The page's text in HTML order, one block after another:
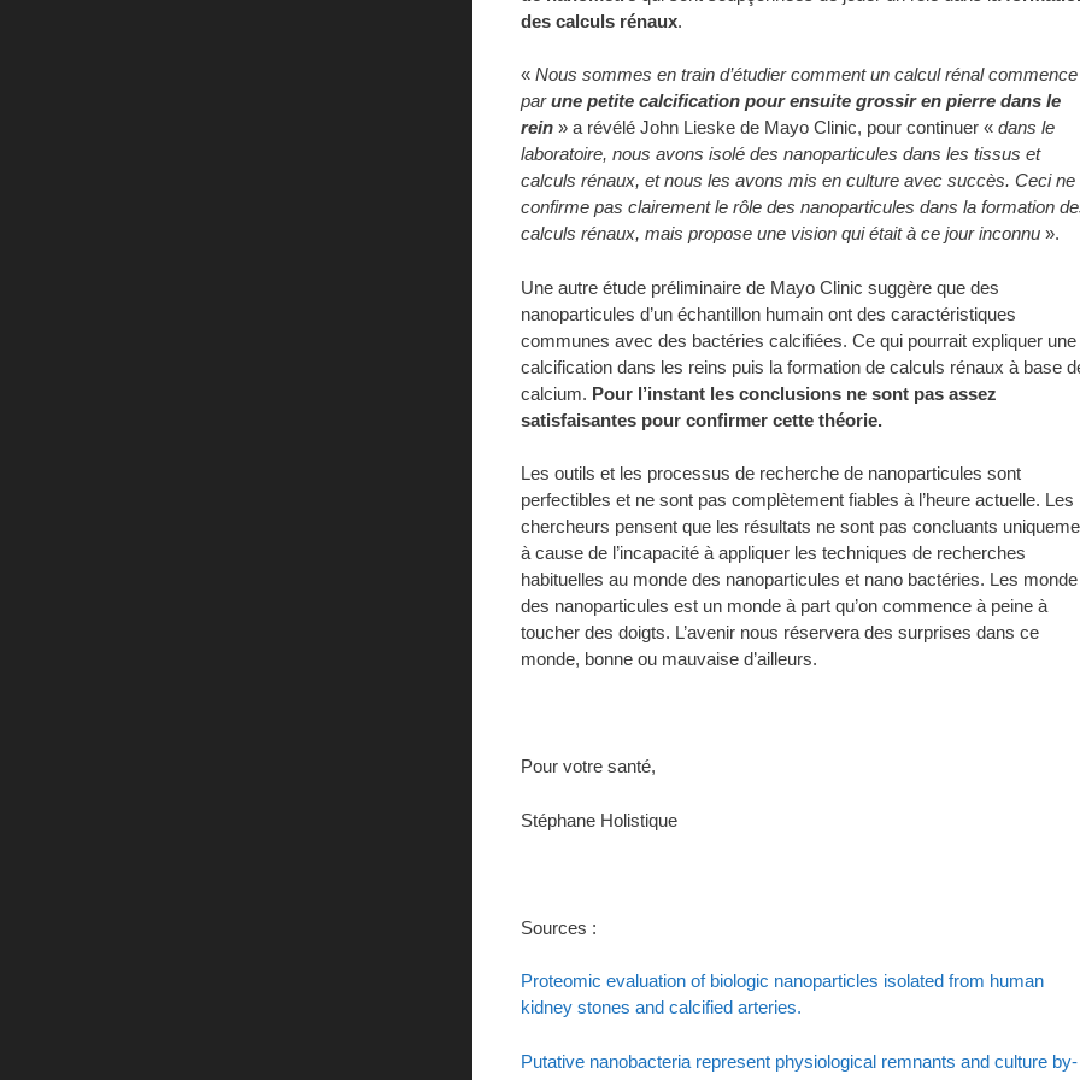
des calculs rénaux.
« Nous sommes en train d’étudier comment un calcul rénal commence
parune petite calcification pour ensuite grossir en pierre dans le
rein » a révélé John Lieske de Mayo Clinic, pour continuer « dans le
laboratoire, nous avons isolé des nanoparticules dans les tissus et
calculs rénaux, et nous les avons mis en culture avec succès. Ceci ne
confirme pas clairement le rôle des nanoparticules dans la formation
calculs rénaux, mais propose une vision qui était à ce jour inconnu ».
Une autre étude préliminaire de Mayo Clinic suggère que des
nanoparticules d’un échantillon humain ont des caractéristiques
communes avec des bactéries calcifiées. Ce qui pourrait expliquer une
calcification dans les reins puis la formation de calculs rénaux à base
calcium. Pour l’instant les conclusions ne sont pas assez
satisfaisantes pour confirmer cette théorie.
Les outils et les processus de recherche de nanoparticules sont
perfectibles et ne sont pas complètement fiables à l’heure actuelle. Les
chercheurs pensent que les résultats ne sont pas concluants
à cause de l’incapacité à appliquer les techniques de recherches
habituelles au monde des nanoparticules et nano bactéries. Les monde
des nanoparticules est un monde à part qu’on commence à peine à
toucher des doigts. L’avenir nous réservera des surprises dans ce
monde, bonne ou mauvaise d’ailleurs.
Pour votre santé,
Stéphane Holistique
Sources :
Proteomic evaluation of biologic nanoparticles isolated from human
kidney stones and calcified arteries.
Putative nanobacteria represent physiological remnants and culture by-